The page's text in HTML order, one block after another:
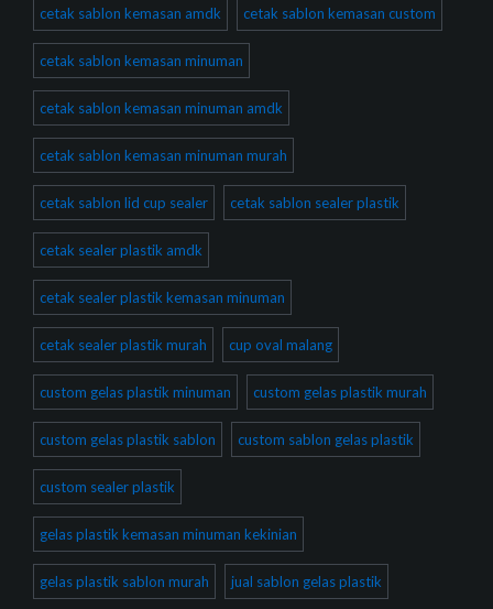
cetak sablon kemasan amdk cetak sablon kemasan custom
cetak sablon kemasan minuman
cetak sablon kemasan minuman amdk
cetak sablon kemasan minuman murah
cetak sablon lid cup sealer cetak sablon sealer plastik
cetak sealer plastik amdk
cetak sealer plastik kemasan minuman
cetak sealer plastik murah cup oval malang
custom gelas plastik minuman custom gelas plastik murah
custom gelas plastik sablon custom sablon gelas plastik
custom sealer plastik
gelas plastik kemasan minuman kekinian
gelas plastik sablon murah jual sablon gelas plastik